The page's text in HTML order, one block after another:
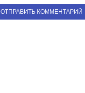
ОТПРАВИТЬ КОММЕНТАРИЙ